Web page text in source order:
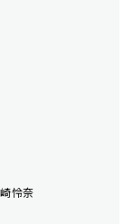
怜奈